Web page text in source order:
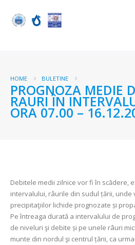
HOME BULETINE
PROGNOZA MEDIE
RAURI ÎN
ORA 07.00 –
Debitele medii zilnice vor fi în scădere,
intervalului, râurile din sudul țării, unde
precipitaţiilor lichide prognozate și
Pe întreaga durată a intervalului de
de niveluri şi debite și pe unele râuri
munte din nordul şi centrul țării, ca